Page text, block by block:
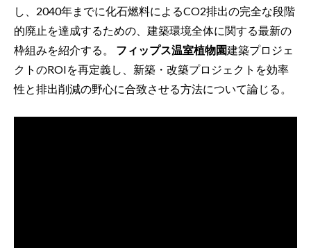
し、2040年までに化石燃料によるCO2排出の完全な段階
的廃止を達成するための、建築環境全体に関する最新の
枠組みを紹介する。 フィップス温室植物園建築プロジェ
クトのROIを再定義し、新築・改築プロジェクトを効率
性と排出削減の野心に合致させる方法について論じる。